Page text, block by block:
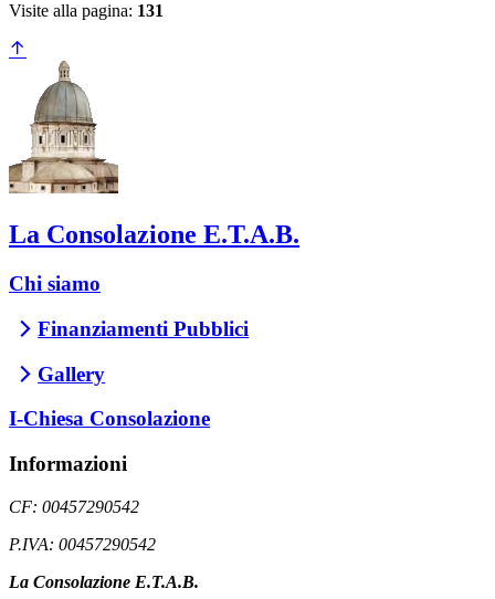
Visite alla pagina: 131
La Consolazione E.T.A.B.
Chi siamo
Finanziamenti Pubblici
Gallery
I-Chiesa Consolazione
Informazioni
CF: 00457290542
P.IVA: 00457290542
La Consolazione E.T.A.B.